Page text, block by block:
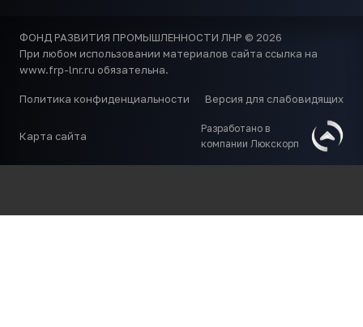
ФОНД РАЗВИТИЯ ПРОМЫШЛЕННОСТИ ЛНР © 2026
При любом использовании материалов сайта ссылка на
www.frp-lnr.ru обязательна.
Политика конфиденциальности Версия для слабовидящих
Карта сайта
Разработано в
компании Люкскорп